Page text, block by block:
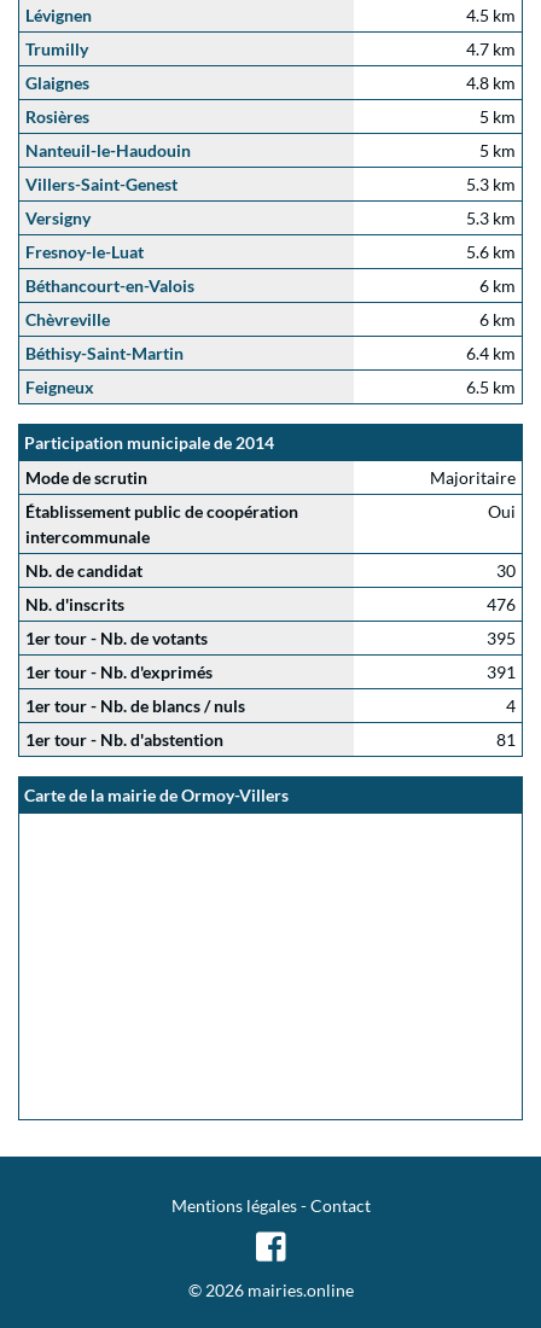
Lévignen
4.5 km
Trumilly
4.7 km
Glaignes
4.8 km
Rosières
5 km
Nanteuil-le-Haudouin
5 km
Villers-Saint-Genest
5.3 km
Versigny
5.3 km
Fresnoy-le-Luat
5.6 km
Béthancourt-en-Valois
6 km
Chèvreville
6 km
Béthisy-Saint-Martin
6.4 km
Feigneux
6.5 km
Participation municipale de 2014
Mode de scrutin
Majoritaire
Établissement public de coopération
intercommunale
Oui
Nb. de candidat
30
Nb. d'inscrits
476
1er tour - Nb. de votants
395
1er tour - Nb. d'exprimés
391
1er tour - Nb. de blancs / nuls
4
1er tour - Nb. d'abstention
81
Carte de la mairie de Ormoy-Villers
Mentions légales-Contact
© 2026 mairies.online